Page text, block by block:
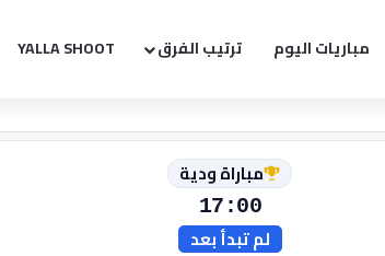
مباريات اليوم ترتيب الفرق YALLA SHOOT
مباراة ودية
17:00
لم تبدأ بعد